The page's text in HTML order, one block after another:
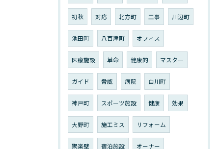
初秋 対応 北方町 工事 川辺町
池田町 八百津町 オフィス
医療施設 革命 健康的 マスター
ガイド 脅威 病院 白川町
神戸町 スポーツ施設 健康 効果
大野町 施工ミス リフォーム
聚楽壁 宿泊施設 オーナー